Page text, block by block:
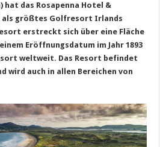
hat das Rosapenna Hotel &
größtes Golfresort Irlands
erstreckt sich ü ber eine Fl äche
Eröffnungsdatum im Jahr 1893
weltweit. Das Resort befindet
wird auch in allen Bereichen von